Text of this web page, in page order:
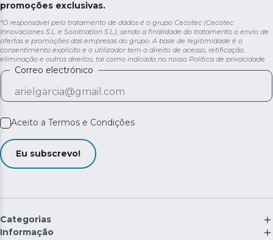
promoções exclusivas.
*O responsável pelo tratamento de dados é o grupo Cecotec (Cecotec
Innovaciones S.L. e Solotriatlon S.L.), sendo a finalidade do tratamento o envio de
ofertas e promoções das empresas do grupo. A base de legitimidade é o
consentimento explícito e o utilizador tem o direito de acesso, retificação,
eliminação e outros direitos, tal como indicado no nosso Política de privacidade
Correo electrónico
Aceito a Termos e Condições
Eu subscrevo!
Categorias
Informação